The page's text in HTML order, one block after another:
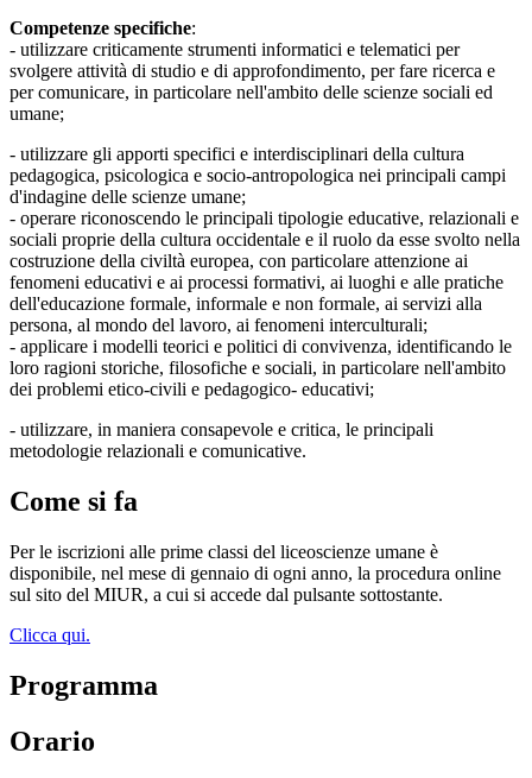
Competenze specifiche:
- utilizzare criticamente strumenti informatici e telematici per
svolgere attività di studio e di approfondimento, per fare ricerca e
per comunicare, in particolare nell'ambito delle scienze sociali ed
umane;
- utilizzare gli apporti specifici e interdisciplinari della cultura
pedagogica, psicologica e socio-antropologica nei principali campi
d'indagine delle scienze umane;
- operare riconoscendo le principali tipologie educative, relazionali e
sociali proprie della cultura occidentale e il ruolo da esse svolto nella
costruzione della civiltà europea, con particolare attenzione ai
fenomeni educativi e ai processi formativi, ai luoghi e alle pratiche
dell'educazione formale, informale e non formale, ai servizi alla
persona, al mondo del lavoro, ai fenomeni interculturali;
- applicare i modelli teorici e politici di convivenza, identificando le
loro ragioni storiche, filosofiche e sociali, in particolare nell'ambito
dei problemi etico-civili e pedagogico- educativi;
- utilizzare, in maniera consapevole e critica, le principali
metodologie relazionali e comunicative.
Come si fa
Per le iscrizioni alle prime classi del liceoscienze umane è
disponibile, nel mese di gennaio di ogni anno, la procedura online
sul sito del MIUR, a cui si accede dal pulsante sottostante.
Clicca qui.
Programma
Orario